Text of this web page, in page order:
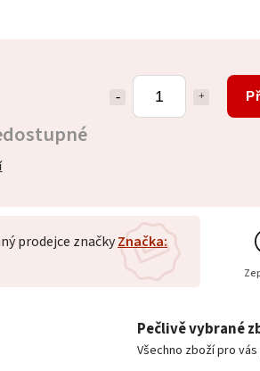
prodejce značkyZnačka:
Pečlivě vybrané
Všechno zboží pro